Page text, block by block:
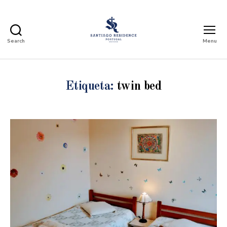
Search
Residence
House
-
alugar
Menu
Etiqueta: twin bed